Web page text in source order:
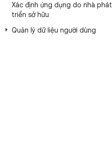
Xác định ứng dụng do nhà phát
triển sở hữu
Quản lý dữ liệu người dùng